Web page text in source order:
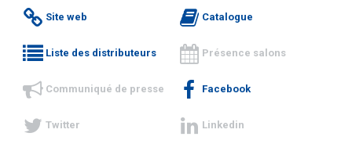
Site web Catalogue
Liste des distributeurs Présence salons
Communiqué de presse Facebook
Twitter Linkedin